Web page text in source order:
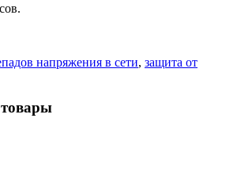
напряжения в сети, защита от